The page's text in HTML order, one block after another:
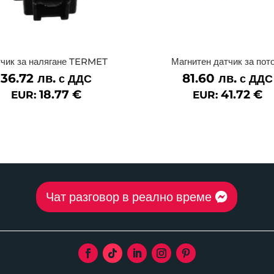
за налягане TERMET
36.72лв. с ДДС
EUR:18.77€
Магнитен датчик за
81.60лв. с ДДС
EUR:41.72€
Чат разговор в реално време